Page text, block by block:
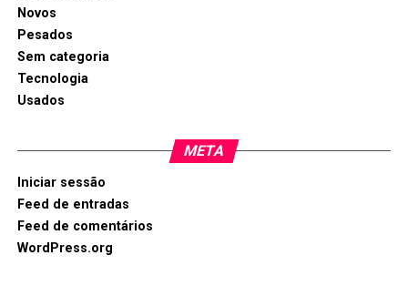
Novos
Pesados
Sem categoria
Tecnologia
Usados
META
Iniciar sessão
Feed de entradas
Feed de comentários
WordPress.org